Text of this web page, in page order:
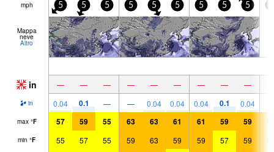
mph 5 5 5 5 5 5 5 5 5
Mappa
neve
Altro
in — — — — — — — — —
in 0.04 0.1 — — 0.04 0.04 0.04 0.1 0.04
max °F 57 59 55 63 63 61 61 59 59
min °F 55 57 55 59 63 59 59 57 59